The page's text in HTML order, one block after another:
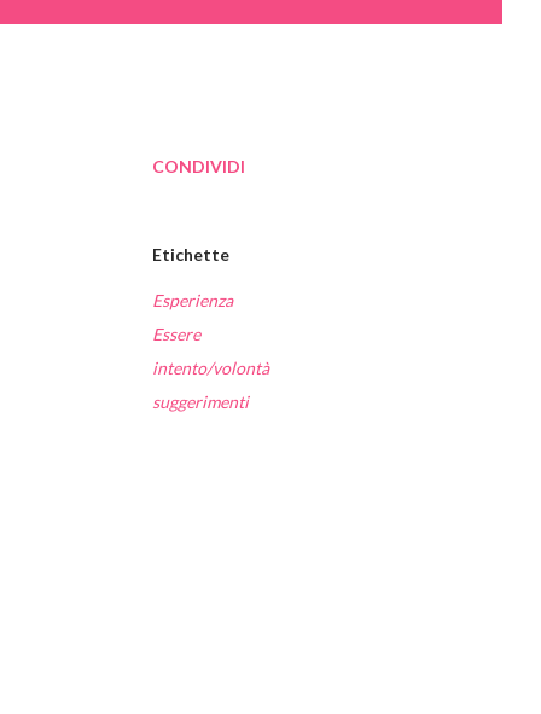
CONDIVIDI
Etichette
Esperienza
Essere
intento/volontà
suggerimenti